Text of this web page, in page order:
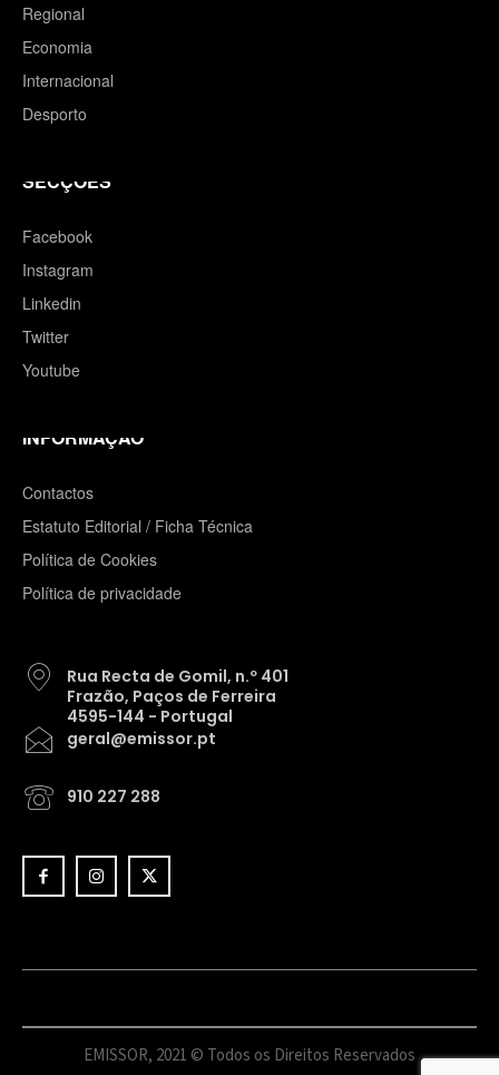
Regional
Economia
Internacional
Desporto
SECÇÕES
Facebook
Instagram
Linkedin
Twitter
Youtube
INFORMAÇÃO
Contactos
Estatuto Editorial / Ficha Técnica
Política de Cookies
Política de privacidade
Rua Recta de Gomil, n.º 401
Frazão, Paços de Ferreira
4595-144 - Portugal
geral@emissor.pt
910 227 288
EMISSOR, 2021 © Todos os Direitos Reservados